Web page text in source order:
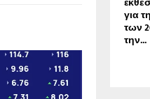
για
των
την...